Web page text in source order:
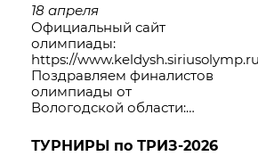
18 апреля
Официальный сайт
олимпиады:
https://
Поздравляем финалистов
олимпиады от
Вологодской области:…
ТУРНИРЫ по ТРИЗ-2026